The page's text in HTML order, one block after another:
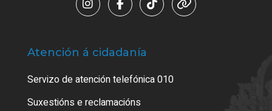
Atención á cidadanía
Servizo de atención telefónica 010
Suxestións e reclamacións